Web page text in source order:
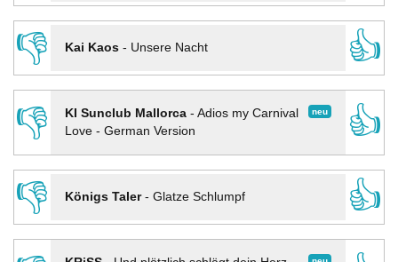
👎
Kai Kaos- Unsere Nacht
👍
👎
neu
KI Sunclub Mallorca- Adios my Carnival
Love - German Version
👍
👎
Königs Taler- Glatze Schlumpf
👍